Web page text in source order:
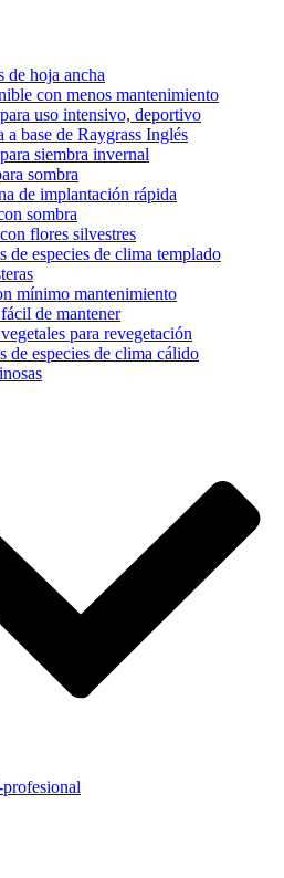
de hoja ancha
con menos mantenimiento
uso intensivo, deportivo
a base de Raygrass Inglés
siembra invernal
sombra
de implantación rápida
sombra
flores silvestres
de especies de clima templado
mínimo mantenimiento
de mantener
para revegetación
de especies de clima cálido